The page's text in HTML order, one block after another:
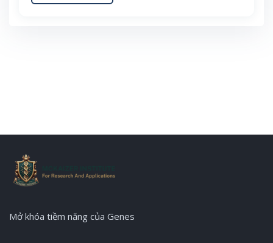
Mở khóa tiềm năng của Genes